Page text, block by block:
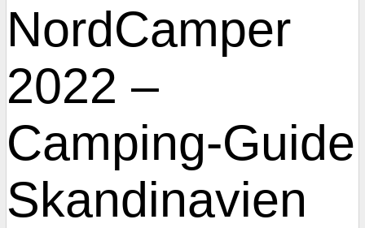
NordCamper
2022 –
Camping-Guide
Skandinavien